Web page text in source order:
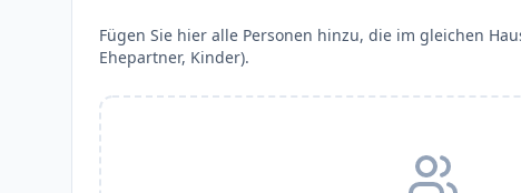
Fügen Sie hier alle Personen hinzu, die im gleichen
Ehepartner, Kinder).